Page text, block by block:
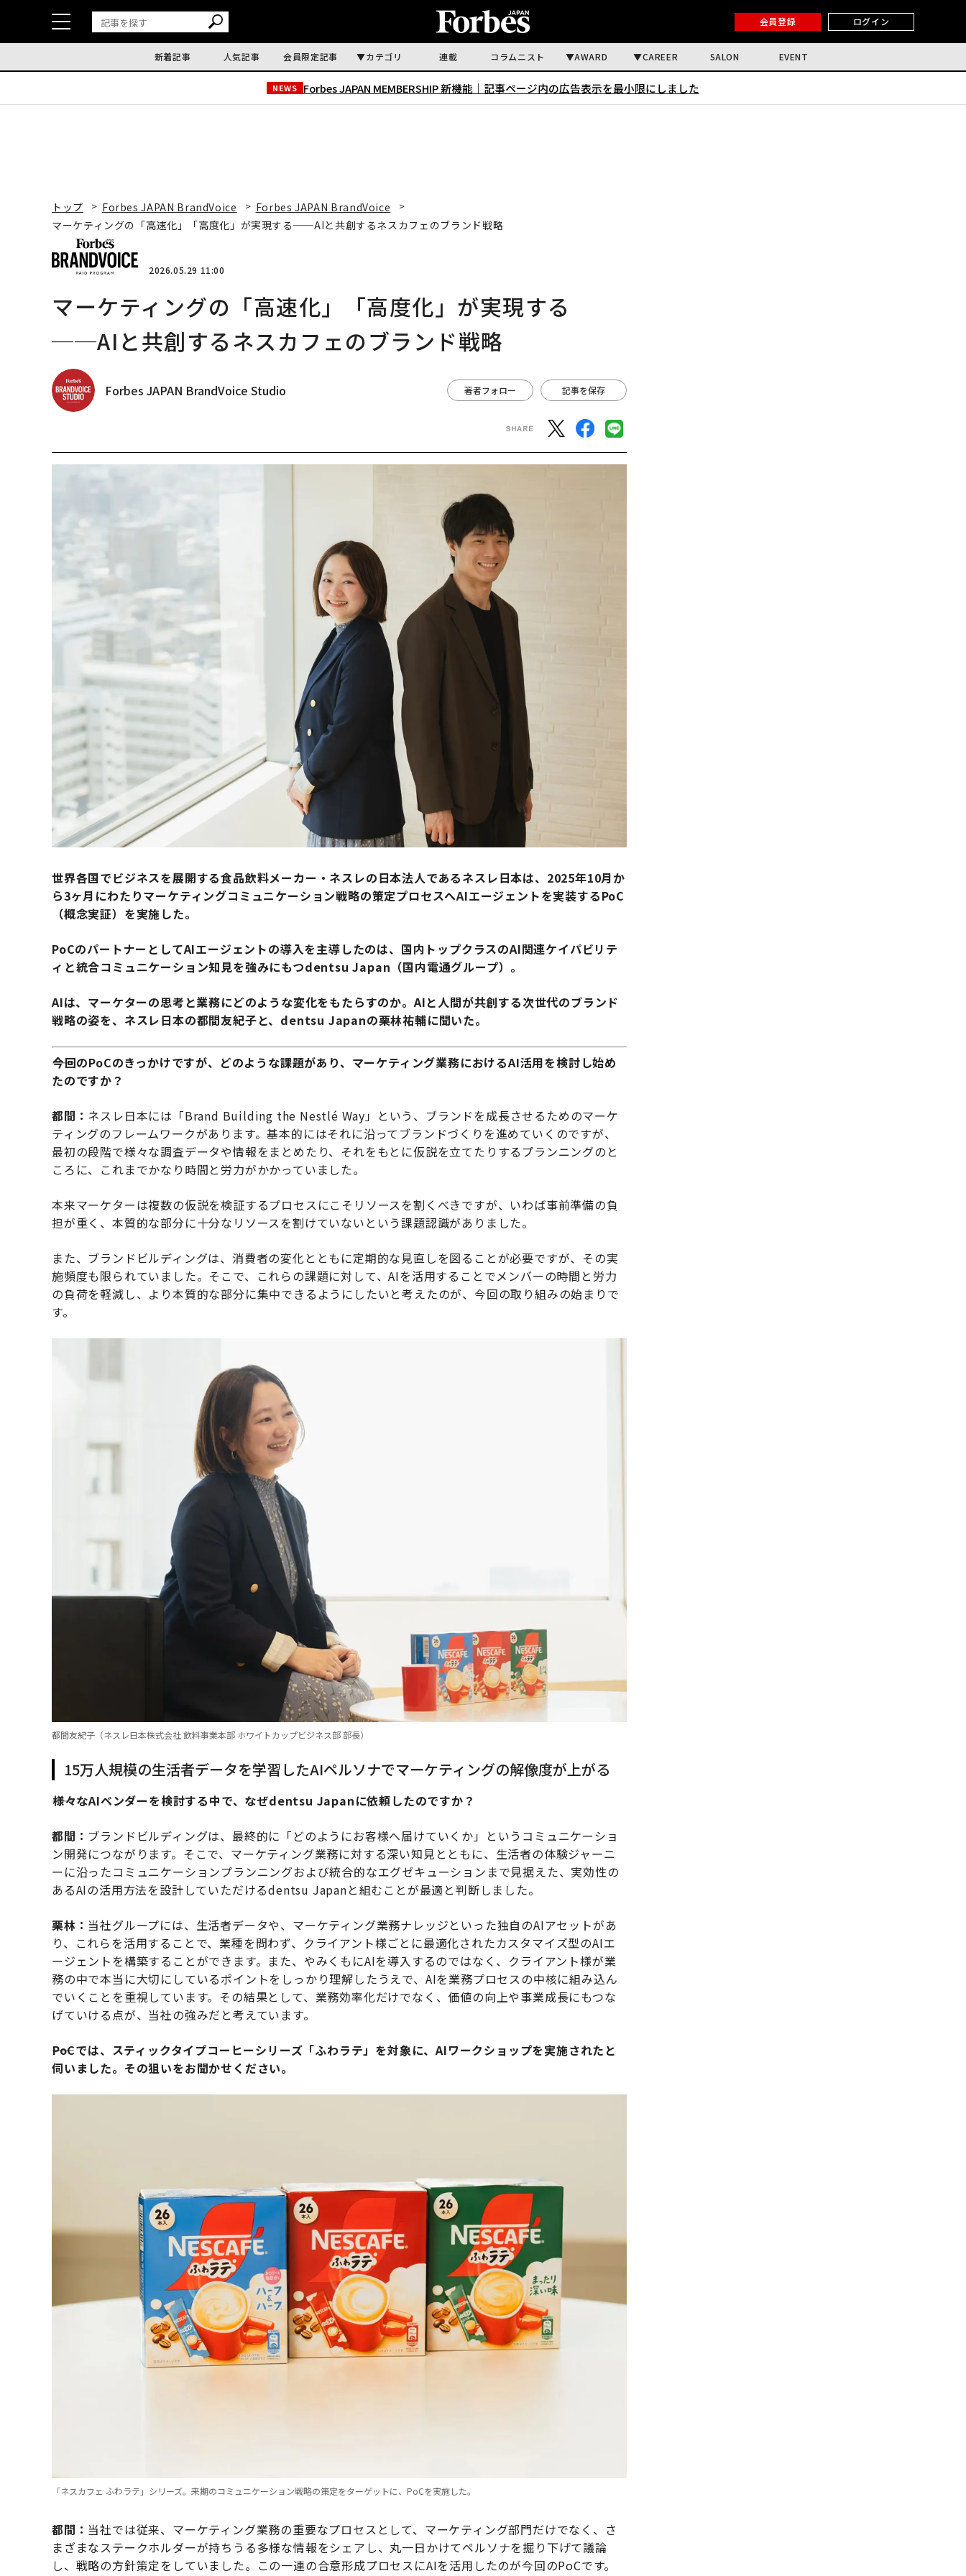
会員登録 ログイン
新着記事 人気記事 会員限定記事 カテゴリ 連載 コラムニスト AWARD CAREER SALON EVENT
NEWS Forbes JAPAN MEMBERSHIP 新機能｜ 記事ページ内の広告表示を最小限にしました
トップ Forbes JAPAN BrandVoice
Forbes JAPAN BrandVoice
マーケティングの「高速化」「高度化」が実現する──AIと共創するネスカフェのブランド戦略
2026.05.29 11:00
マーケティングの「高速化」「高度化」が実現する
──AIと共創するネスカフェのブランド戦略
Forbes JAPAN BrandVoice Studio 著者フォロー 記事を保存
世界各国でビジネスを展開する食品飲料メーカー・ネスレの日本法人であるネスレ日本は、2025年10月か
ら3ヶ月にわたりマーケティングコミュニケーション戦略の策定プロセスへAIエージェントを実装するPoC
（概念実証）を実施した。
PoCのパートナーとしてAIエージェントの導入を主導したのは、国内トップクラスのAI関連ケイパビリテ
ィと統合コミュニケーション知見を強みにもつdentsu Japan（国内電通グループ）。
AIは、マーケターの思考と業務にどのような変化をもたらすのか。AIと人間が共創する次世代のブランド
戦略の姿を、ネスレ日本の都間友紀子と、dentsu Japanの栗林祐輔に聞いた。
――今回のPoCのきっかけですが、どのような課題があり、マーケティング業務におけるAI活用を検討し始め
たのですか？
都間： ネスレ日本には「Brand Building the Nestlé Way」という、ブランドを成長させるためのマーケ
ティングのフレームワークがあります。基本的にはそれに沿ってブランドづくりを進めていくのですが、
最初の段階で様々な調査データや情報をまとめたり、それをもとに仮説を立てたりするプランニングのと
ころに、これまでかなり時間と労力がかかっていました。
本来マーケターは複数の仮説を検証するプロセスにこそリソースを割くべきですが、いわば事前準備の負
担が重く、本質的な部分に十分なリソースを割けていないという課題認識がありました。
また、ブランドビルディングは、消費者の変化とともに定期的な見直しを図ることが必要ですが、その実
施頻度も限られていました。そこで、これらの課題に対して、AIを活用することでメンバーの時間と労力
の負荷を軽減し、より本質的な部分に集中できるようにしたいと考えたのが、今回の取り組みの始まりで
す。
都間友紀子（ネスレ日本株式会社 飲料事業本部 ホワイトカップビジネス部 部長）
15万人規模の生活者データを学習したAIペルソナでマーケティングの解像度が上がる
――様々なAIベンダーを検討する中で、なぜdentsu Japanに依頼したのですか？
都間： ブランドビルディングは、最終的に「どのようにお客様へ届けていくか」というコミュニケーショ
ン開発につながります。そこで、マーケティング業務に対する深い知見とともに、生活者の体験ジャーニ
ーに沿ったコミュニケーションプランニングおよび統合的なエグゼキューションまで見据えた、実効性の
あるAIの活用方法を設計していただけるdentsu Japanと組むことが最適と判断しました。
栗林： 当社グループには、生活者データや、マーケティング業務ナレッジといった独自のAIアセットがあ
り、これらを活用することで、業種を問わず、クライアント様ごとに最適化されたカスタマイズ型のAIエ
ージェントを構築することができます。また、やみくもにAIを導入するのではなく、クライアント様が業
務の中で本当に大切にしているポイントをしっかり理解したうえで、AIを業務プロセスの中核に組み込ん
でいくことを重視しています。その結果として、業務効率化だけでなく、価値の向上や事業成長にもつな
げていける点が、当社の強みだと考えています。
――PoCでは、スティックタイプコーヒーシリーズ「ふわラテ」を対象に、AIワークショップを実施されたと
伺いました。その狙いをお聞かせください。
「ネスカフェ ふわラテ」シリーズ。来期のコミュニケーション戦略の策定をターゲットに、PoCを実施した。
都間： 当社では従来、マーケティング業務の重要なプロセスとして、マーケティング部門だけでなく、さ
まざまなステークホルダーが持ちうる多様な情報をシェアし、丸一日かけてペルソナを掘り下げて議論
し、戦略の方針策定をしていました。この一連の合意形成プロセスにAIを活用したのが今回のPoCです。